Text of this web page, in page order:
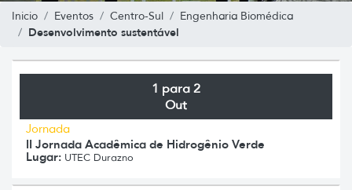
Inicio Eventos Centro-Sul Engenharia Biomédica
Desenvolvimento sustentável
1 para 2
Out
Jornada
II Jornada Acadêmica de Hidrogênio Verde
Lugar: UTEC Durazno